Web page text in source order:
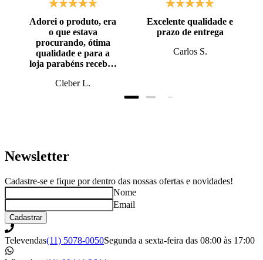
Adorei o produto, era
o que estava
procurando, ótima
qualidade e para a
loja parabéns recebi o
prazo, super bem
Cleber L.
Excelente qualidade e
prazo de entrega
Carlos S.
Newsletter
Cadastre-se e fique por dentro das nossas ofertas e novidades!
Nome
Email
Cadastrar
Televendas(11) 5078-0050Segunda a sexta-feira das 08:00 às 17:00